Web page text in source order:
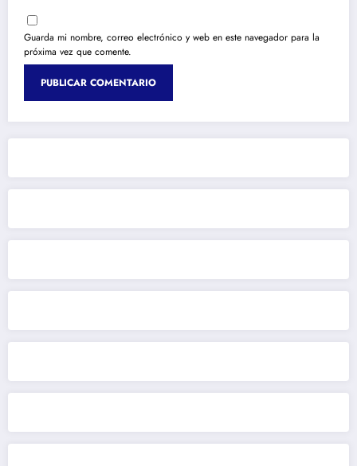
Guarda mi nombre, correo electrónico y web en este navegador para la
próxima vez que comente.